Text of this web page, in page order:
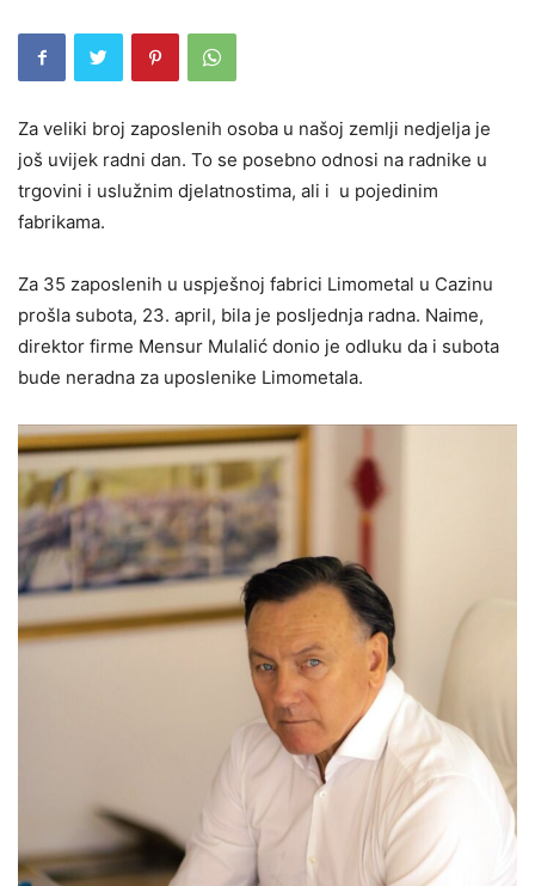
Za veliki broj zaposlenih osoba u našoj zemlji nedjelja je
još uvijek radni dan. To se posebno odnosi na radnike u
trgovini i uslužnim djelatnostima, ali i u pojedinim
fabrikama.
Za 35 zaposlenih u uspješnoj fabrici Limometal u Cazinu
prošla subota, 23. april, bila je posljednja radna. Naime,
direktor firme Mensur Mulalić donio je odluku da i subota
bude neradna za uposlenike Limometala.